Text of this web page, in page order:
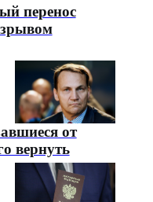
перенос
от
вернуть